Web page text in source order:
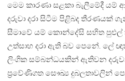
මෙම කාරණා සළකා බැලීමේදී යම්
දරුවා දරා සිටීම පිළිබද තීරණයක්
සීමාවේ යම් කොන්දේසි සහිත
උත්සාහ දරා ඇති බව පෙනේ. ලේ
ලිංගික සම්බන්ධයකින් ඇතිවන
ප‍්‍රවේණිගත සෞඛ්‍ය දුබලතාවලින්